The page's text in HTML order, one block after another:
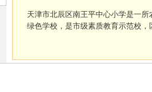
天津市北辰区南王平中心小学是一
绿色学校，是市级素质教育示范校